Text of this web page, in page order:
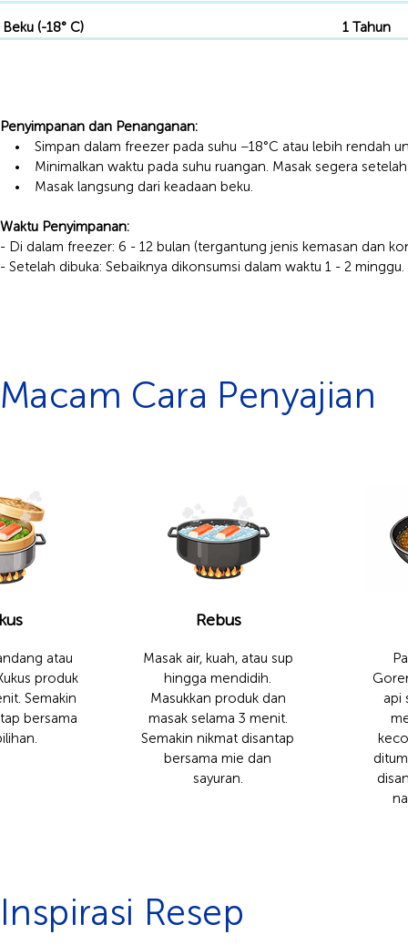
Beku (-18° C) 1 Tahun
Penyimpanan dan Penanganan:
• Simpan dalam freezer pada suhu −18°C atau lebih rendah
• Minimalkan waktu pada suhu ruangan. Masak segera setelah
• Masak langsung dari keadaan beku.
Waktu Penyimpanan:
- Di dalam freezer: 6 - 12 bulan (tergantung jenis kemasan dan
- Setelah dibuka: Sebaiknya dikonsumsi dalam waktu 1 - 2 minggu.
Macam Cara Penyajian
atau
produk
Semakin
bersama
Rebus
Masak air, kuah, atau sup
hingga mendidih.
Masukkan produk dan
masak selama 3 menit.
Semakin nikmat disantap
bersama mie dan
sayuran.
api
Inspirasi Resep